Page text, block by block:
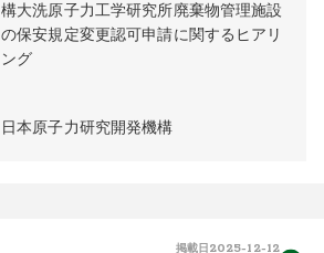
構大洗原子力工学研究所廃棄物管理施設
の保安規定変更認可申請に関するヒアリ
ング
日本原子力研究開発機構
掲載日 2025-12-12